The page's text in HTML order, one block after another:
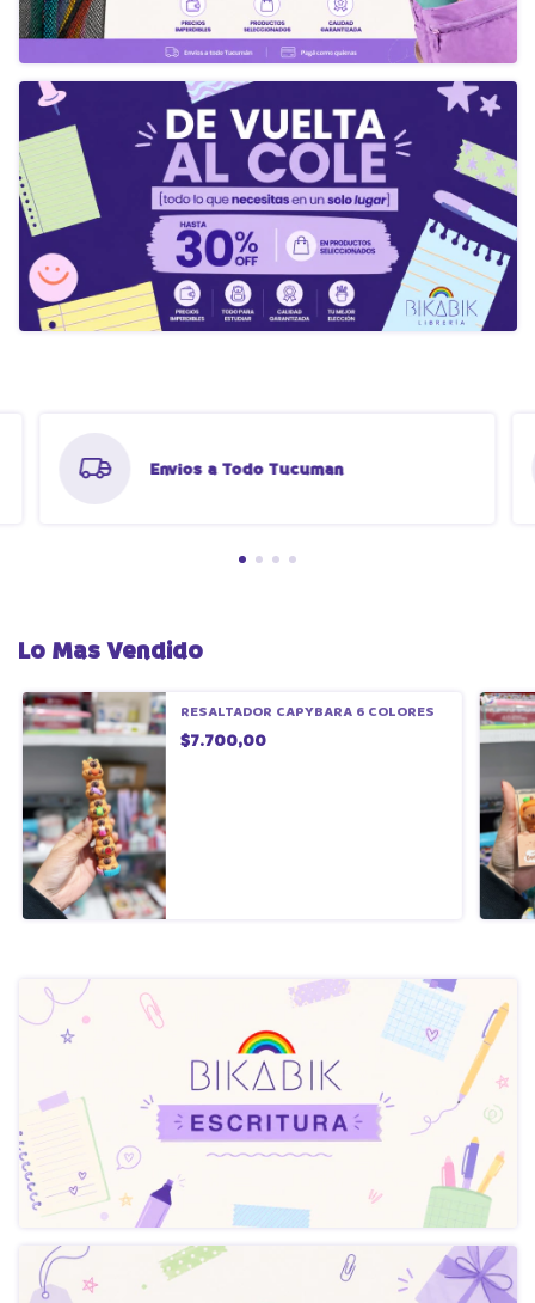
Envios a Todo Tucuman
Lo Mas Vendido
RESALTADOR CAPYBARA 6 COLORES
$7.700,00